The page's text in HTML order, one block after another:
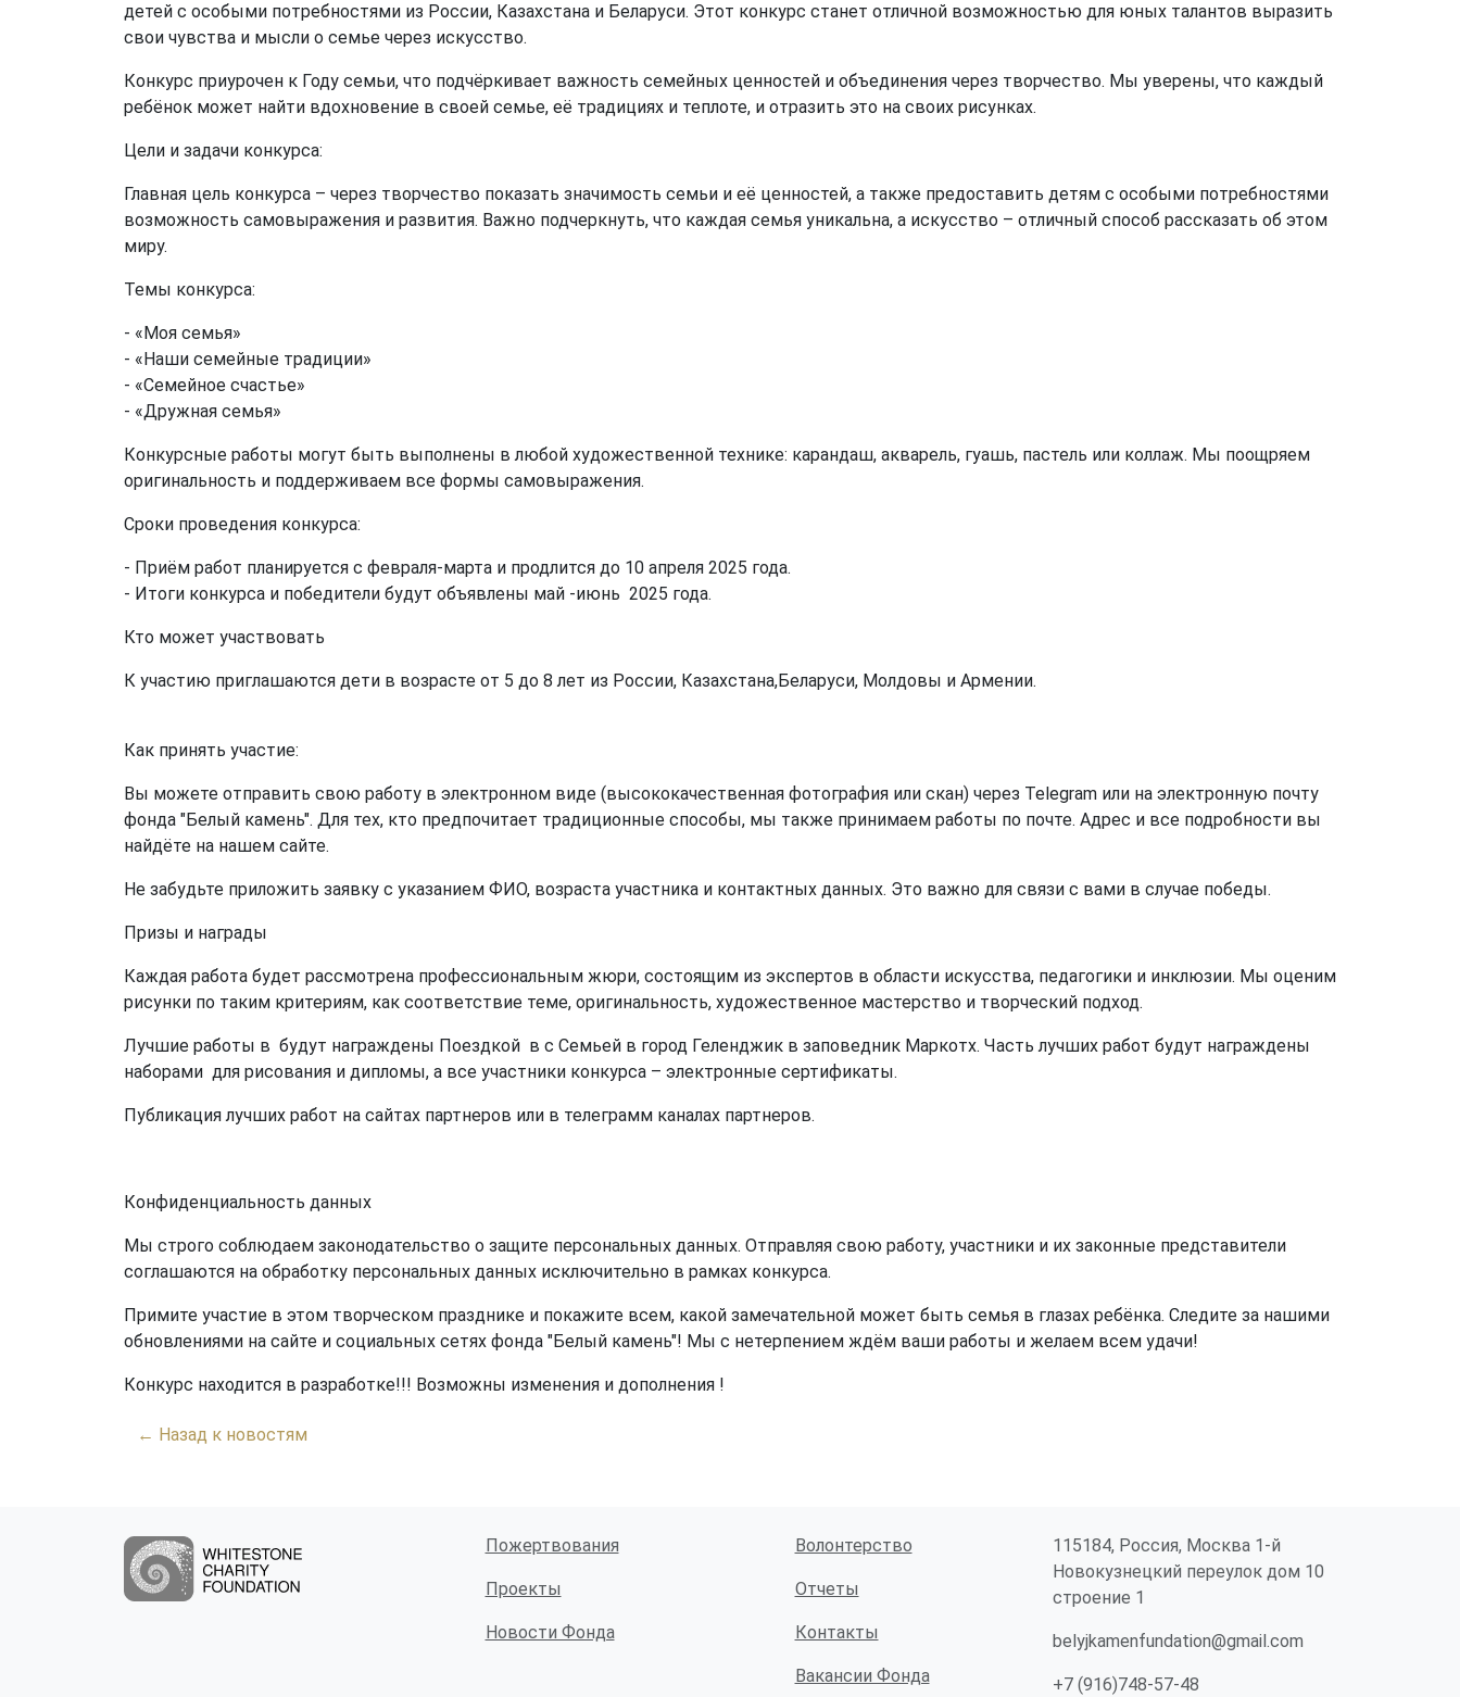
детей с особыми потребностями из России, Казахстана и Беларуси. Этот конкурс станет отличной возможностью для юных талантов выразить
свои чувства и мысли о семье через искусство.
Конкурс приурочен к Году семьи, что подчёркивает важность семейных ценностей и объединения через творчество. Мы уверены, что каждый
ребёнок может найти вдохновение в своей семье, её традициях и теплоте, и отразить это на своих рисунках.
Цели и задачи конкурса:
Главная цель конкурса – через творчество показать значимость семьи и её ценностей, а также предоставить детям с особыми потребностями
возможность самовыражения и развития. Важно подчеркнуть, что каждая семья уникальна, а искусство – отличный способ рассказать об этом
миру.
Темы конкурса:
- «Моя семья»
- «Наши семейные традиции»
- «Семейное счастье»
- «Дружная семья»
Конкурсные работы могут быть выполнены в любой художественной технике: карандаш, акварель, гуашь, пастель или коллаж. Мы поощряем
оригинальность и поддерживаем все формы самовыражения.
Сроки проведения конкурса:
- Приём работ планируется с февраля-марта и продлится до 10 апреля 2025 года.
- Итоги конкурса и победители будут объявлены май -июнь 2025 года.
Кто может участвовать
К участию приглашаются дети в возрасте от 5 до 8 лет из России, Казахстана,Беларуси, Молдовы и Армении.
Как принять участие:
Вы можете отправить свою работу в электронном виде (высококачественная фотография или скан) через Telegram или на электронную почту
фонда "Белый камень". Для тех, кто предпочитает традиционные способы, мы также принимаем работы по почте. Адрес и все подробности вы
найдёте на нашем сайте.
Не забудьте приложить заявку с указанием ФИО, возраста участника и контактных данных. Это важно для связи с вами в случае победы.
Призы и награды
Каждая работа будет рассмотрена профессиональным жюри, состоящим из экспертов в области искусства, педагогики и инклюзии. Мы оценим
рисунки по таким критериям, как соответствие теме, оригинальность, художественное мастерство и творческий подход.
Лучшие работы в будут награждены Поездкой в с Семьей в город Геленджик в заповедник Маркотх. Часть лучших работ будут награждены
наборами для рисования и дипломы, а все участники конкурса – электронные сертификаты.
Публикация лучших работ на сайтах партнеров или в телеграмм каналах партнеров.
Конфиденциальность данных
Мы строго соблюдаем законодательство о защите персональных данных. Отправляя свою работу, участники и их законные представители
соглашаются на обработку персональных данных исключительно в рамках конкурса.
Примите участие в этом творческом празднике и покажите всем, какой замечательной может быть семья в глазах ребёнка. Следите за нашими
обновлениями на сайте и социальных сетях фонда "Белый камень"! Мы с нетерпением ждём ваши работы и желаем всем удачи!
Конкурс находится в разработке!!! Возможны изменения и дополнения !
← Назад к новостям
Пожертвования
Проекты
Новости Фонда
Волонтерство
Отчеты
Контакты
Вакансии Фонда
115184, Россия, Москва 1-й
Новокузнецкий переулок дом 10
строение 1
belyjkamenfundation@gmail.com
+7 (916)748-57-48